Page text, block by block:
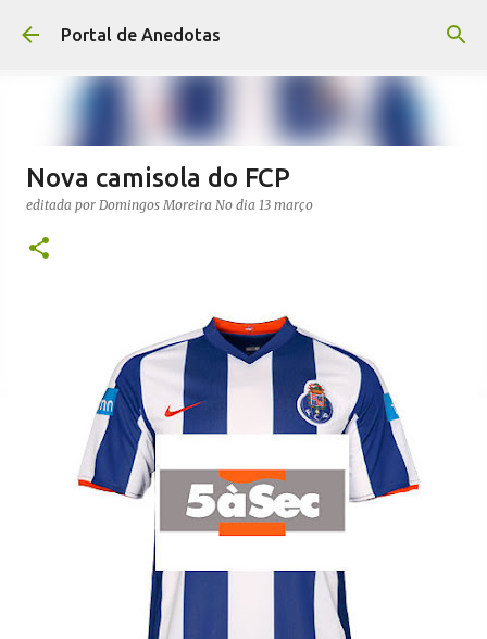
Avançar para o conteúdo principal
Portal de Anedotas
Nova camisola do FCP
editada por Domingos Moreira No dia 13 março